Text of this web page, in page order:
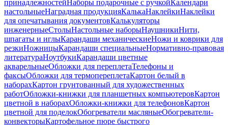
принадлежностейНаборы подарочные с ручкойКалендари
настольныеНаградная продукцияКалькаНаклейкиНаклейки
для опечатывания документовКалькуляторы
инженерныеСтолыНастольные наборыНаушникиНити,
шпагаты и иглыКарандаши механическиеНожи и коврики для
резкиНожницыКарандаши специальныеНормативно-правовая
литератураНоутбукиКарандаши цветные
акварельныеОбложки для переплетаТелефоны и
факсыОбложки для термопереплетаКартон белый в
наборахКартон грунтованный для художественных
работОбложки-книжки для планшетных компьютеровКартон
цветной в наборахОбложки-книжки для телефоновКартон
цветной для поделокОбогреватели масляныеОбогреватели-
конвекторыКартофельное пюре быстрого